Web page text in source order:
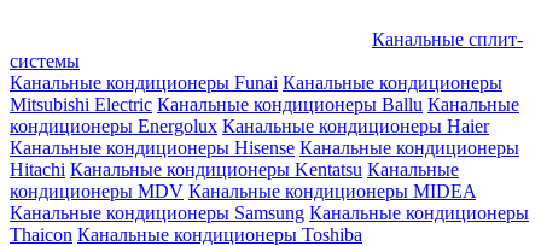
Канальные сплит-
системы
Канальные кондиционеры Funai Канальные кондиционеры
Mitsubishi Electric Канальные кондиционеры Ballu Канальные
кондиционеры Energolux Канальные кондиционеры Haier
Канальные кондиционеры Hisense Канальные кондиционеры
Hitachi Канальные кондиционеры Kentatsu Канальные
кондиционеры MDV Канальные кондиционеры MIDEA
Канальные кондиционеры Samsung Канальные кондиционеры
Thaicon Канальные кондиционеры Toshiba